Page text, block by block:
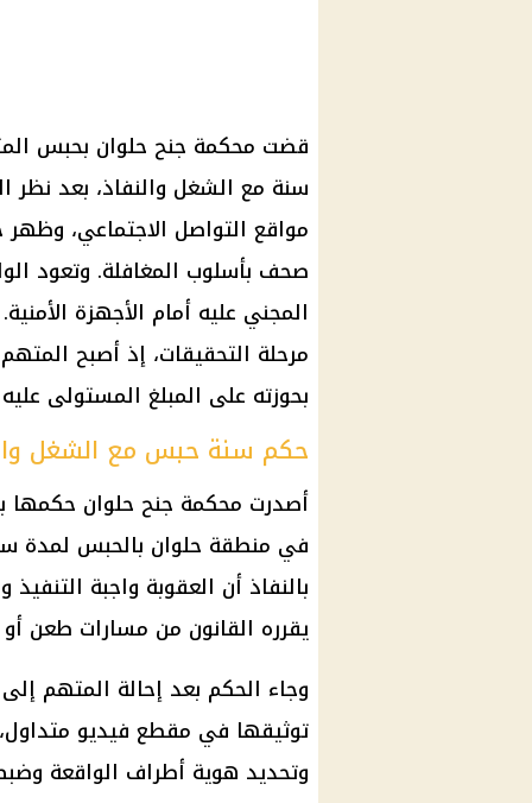
قضت محكمة جنح حلوان بحبس
سنة مع الشغل والنفاذ، بعد نظر
مواقع التواصل الاجتماعي،
المجني عليه أمام الأجهزة
مرحلة التحقيقات، إذ أصبح
بحوزته على المبلغ المستولى
حكم سنة حبس مع الشغل
أصدرت محكمة جنح حلوان حكمها
في منطقة حلوان بالحبس لمدة
بالنفاذ أن العقوبة واجبة
يقرره القانون من مسارات طعن أو
وجاء الحكم بعد إحالة المتهم
توثيقها في مقطع فيديو
وتحديد هوية أطراف الواقعة